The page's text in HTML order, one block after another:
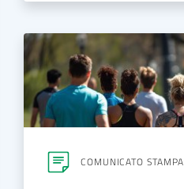
COMUNICATO STAMPA